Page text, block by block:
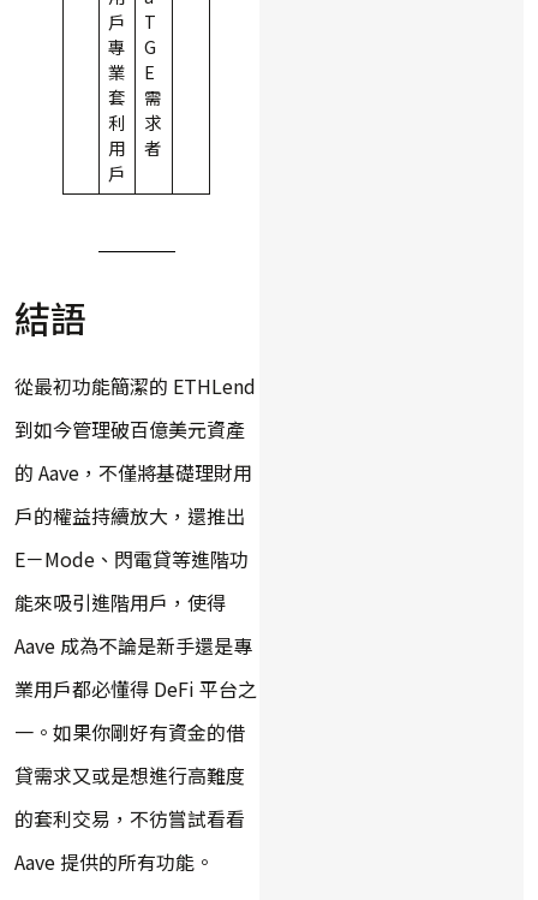
戶
專
業
套
利
用
戶
T
G
E
需
求
者
結語
從最初功能簡潔的 ETHLend
到如今管理破百億美元資產
的 Aave，不僅將基礎理財用
戶的權益持續放大，還推出
E－Mode、閃電貸等進階功
能來吸引進階用戶，使得
Aave 成為不論是新手還是專
業用戶都必懂得 DeFi 平台之
一。如果你剛好有資金的借
貸需求又或是想進行高難度
的套利交易，不彷嘗試看看
Aave 提供的所有功能。